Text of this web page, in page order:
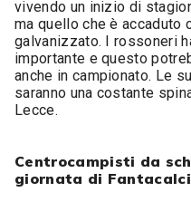
vivendo un inizio di
ma quello che è accaduto
galvanizzato. I rossoneri
importante e questo
anche in campionato. Le
saranno una costante
Lecce.
Centrocampisti da
giornata di